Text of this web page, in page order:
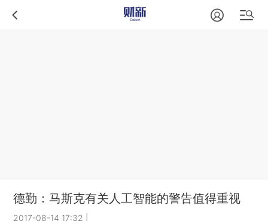
德勤：马斯克有关人工智能的警告值得重视
2017-08-14 17:32